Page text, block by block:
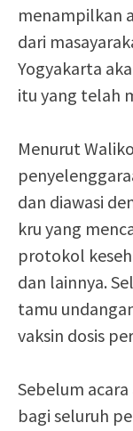
menampilkan
dari
Yogyakarta
itu yang telah
Menurut
dan diawasi
kru yang
protokol
dan lainnya.
tamu
vaksin dosis
Sebelum
bagi seluruh